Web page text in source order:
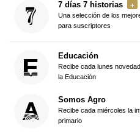
7 días 7 historias
Una selección de los
para suscriptores
Educación
Recibe cada lunes
la Educación
Somos Agro
Recibe cada miércoles la
primario